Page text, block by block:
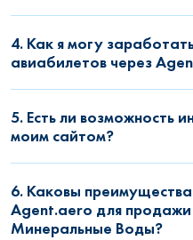
4. Как я могу
авиабилетов через
5. Есть ли возможность
моим сайтом?
6. Каковы
Agent.aero для продажи
Минеральные Воды?